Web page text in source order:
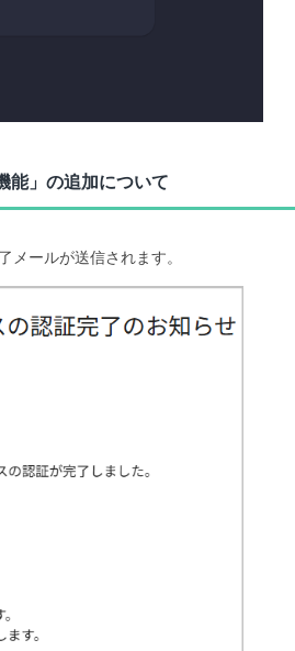
能」の追加について
ールが送信されます。